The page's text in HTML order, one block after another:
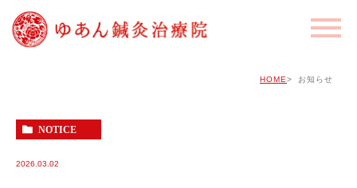
HOME お知らせ
NOTICE
2026.03.02